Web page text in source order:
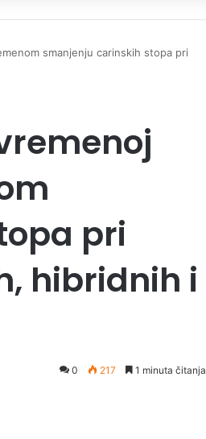
smanjenju carinskih stopa pri
pri
hibridnih i
0 217 1 minuta čitanja